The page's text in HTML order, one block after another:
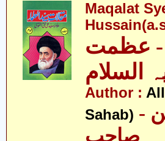
Maqalat
- عظمت
Author :
Sahab) - علامہ علی نقی نقوی - نقّن
صاحب